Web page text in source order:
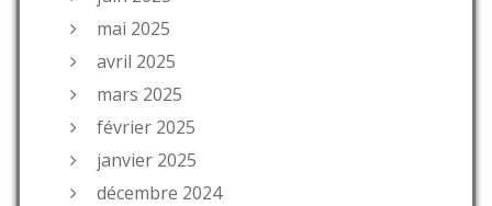
mai 2025
avril 2025
mars 2025
février 2025
janvier 2025
décembre 2024